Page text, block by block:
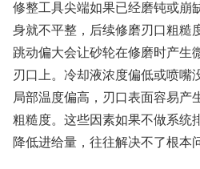
修整工具尖端如果已经磨钝或崩
身就不平整，后续修磨刃口粗糙
跳动偏大会让砂轮在修磨时产生
刃口上。冷却液浓度偏低或喷嘴
局部温度偏高，刃口表面容易产
粗糙度。这些因素如果不做系统
降低进给量，往往解决不了根本